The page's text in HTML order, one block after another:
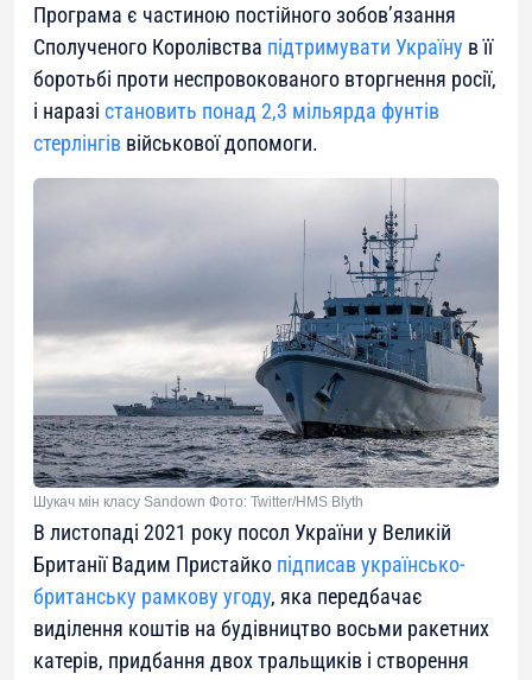
Програма є частиною постійного зобов’язання
Сполученого Королівства підтримувати Україну в її
боротьбі проти неспровокованого вторгнення росії,
і наразі становить понад 2,3 мільярда фунтів
стерлінгів військової допомоги.
Шукач мін класу Sandown Фото: Twitter/HMS Blyth
В листопаді 2021 року посол України у Великій
Британії Вадим Пристайко підписав українсько-
британську рамкову угоду, яка передбачає
виділення коштів на будівництво восьми ракетних
катерів, придбання двох тральщиків і створення